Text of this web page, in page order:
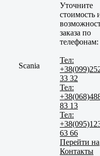
Scania
Уточните
стоимость
заказа по
телефонам:
Тел:
33 32
Тел:
83 13
Тел:
63 66
Перейти на
Контакты